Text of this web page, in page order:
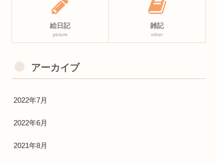
絵日記
picture
雑記
other
アーカイブ
2022年7月
2022年6月
2021年8月